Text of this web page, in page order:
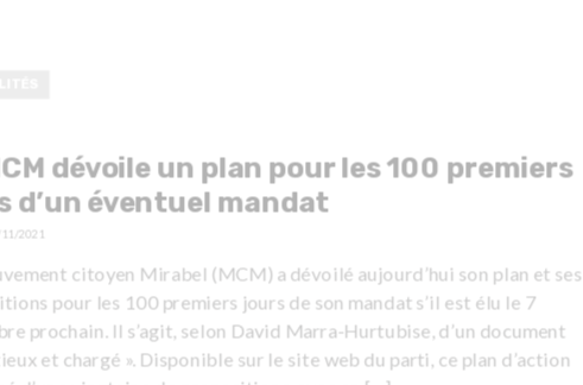
dévoile un plan pour les 100 premiers
d’un éventuel mandat
2021
citoyen Mirabel (MCM) a dévoilé aujourd’hui son plan et ses
pour les 100 premiers jours de son mandat s’il est élu le 7
prochain. Il s’agit, selon David Marra-Hurtubise, d’un document
et chargé ». Disponible sur le site web du parti, ce plan d’action